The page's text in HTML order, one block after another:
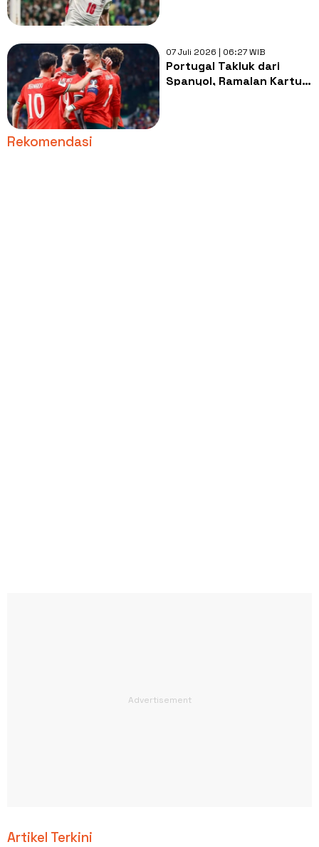
07 Juli 2026 | 06:27 WIB
Portugal Takluk dari
Spanyol, Ramalan Kartun
Rekomendasi
Artikel Terkini